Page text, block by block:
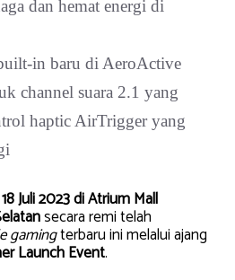
dan hemat energi di
in baru di AeroActive
channel suara 2.1 yang
haptic AirTrigger yang
18 Juli 2023 di Atrium Mall
secara remi telah
gamingterbaru ini melalui ajang
Launch Event.